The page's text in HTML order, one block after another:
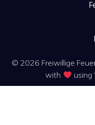
© 2026 Freiwillige
with
using